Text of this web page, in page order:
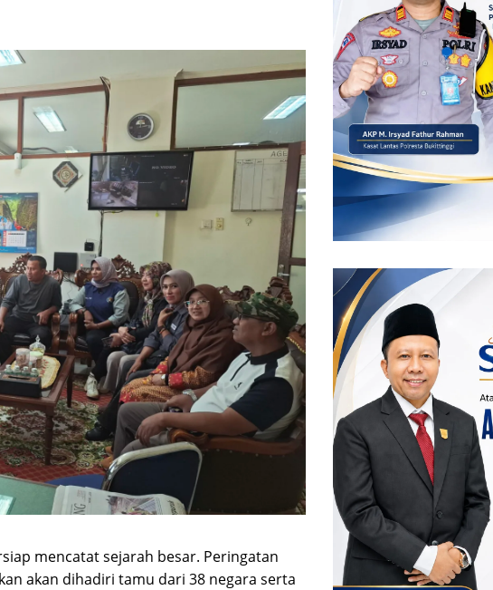
mencatat sejarah besar. Peringatan
akan dihadiri tamu dari 38 negara serta